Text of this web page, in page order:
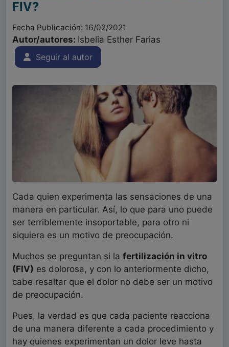
FIV?
Fecha Publicación: 16/02/2021
Autor/autores: Isbelia Esther Farias
Seguir al autor
Cada quien experimenta las sensaciones de una
manera en particular. Así, lo que para uno puede
ser terriblemente insoportable, para otro ni
siquiera es un motivo de preocupación.
Muchos se preguntan si la fertilización in vitro
(FIV) es dolorosa, y con lo anteriormente dicho,
cabe resaltar que el dolor no debe ser un motivo
de preocupación.
Pues, la verdad es que cada paciente reacciona
de una manera diferente a cada procedimiento y
hay quienes experimentan un dolor leve hasta